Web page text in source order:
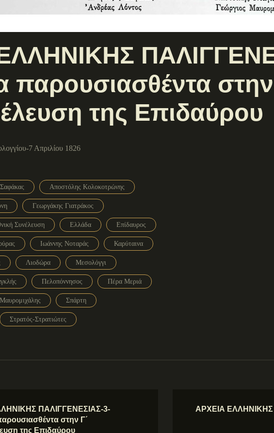
της Επιδαύρου
7 Απριλίου 1826
Αποστόλης Κολοκοτρώνης
Γεωργάκης Γιατράκος
Συνέλευση Ελλάδα Επίδαυρος
Ιωάννης Νοταράς Καρύταινα
Λιοδώρα Μεσολόγγι
Πελοπόννησος Πέρα Μεριά
Σπάρτη
Στρατός-Στρατιώτες
ΠΑΛΙΓΓΕΝΕΣΙΑΣ-3-
στην Γ΄
της Επιδαύρου
ΑΡΧΕΙΑ